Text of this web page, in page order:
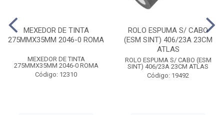
MEXEDOR DE TINTA
275MMX35MM 2046-0 ROMA
MEXEDOR DE TINTA
275MMX35MM 2046-0 ROMA
Código: 12310
ROLO ESPUMA S/ CABO
(ESM SINT) 406/23A 23CM
ATLAS
ROLO ESPUMA S/ CABO (ESM
SINT) 406/23A 23CM ATLAS
Código: 19492